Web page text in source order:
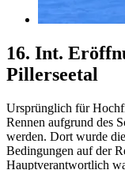
16. Int.
Pillerseetal
Ursprünglich für
Rennen aufgrund des
werden. Dort wurde
Bedingungen auf der
Hauptverantwortlich